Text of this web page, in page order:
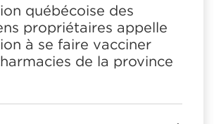
québécoise des
propriétaires appelle
à se faire vacciner
de la province